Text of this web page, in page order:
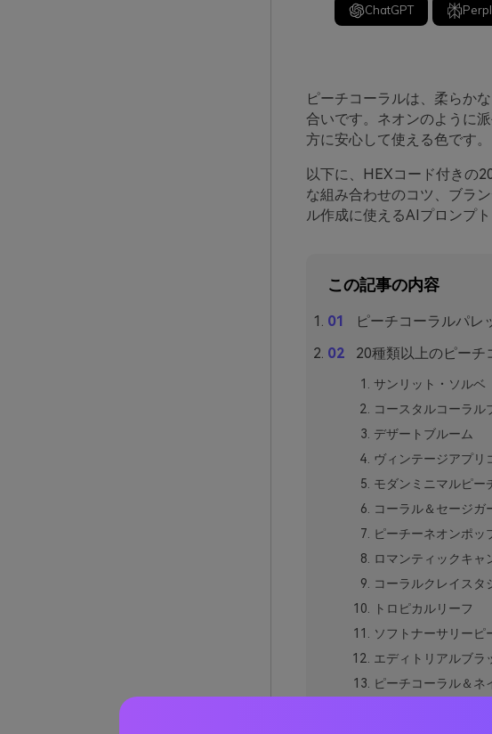
ChatGPT
ピーチコーラルは、柔らか
合いです。ネオンのように
方に安心して使える色です。
以下に、HEXコード付きの
な組み合わせのコツ、ブラ
ル作成に使えるAIプロンプト
この記事の内容
ピーチコーラルパレ
20種類以上のピーチ
サンリット・ソルベ
コースタルコーラル
デザートブルーム
ヴィンテージアプリ
モダンミニマルピー
コーラル＆セージガ
ピーチーネオンポッ
ロマンティックキャ
コーラルクレイスタ
トロピカルリーフ
ソフトナーサリーピ
エディトリアルブラ
ピーチコーラル＆ネ